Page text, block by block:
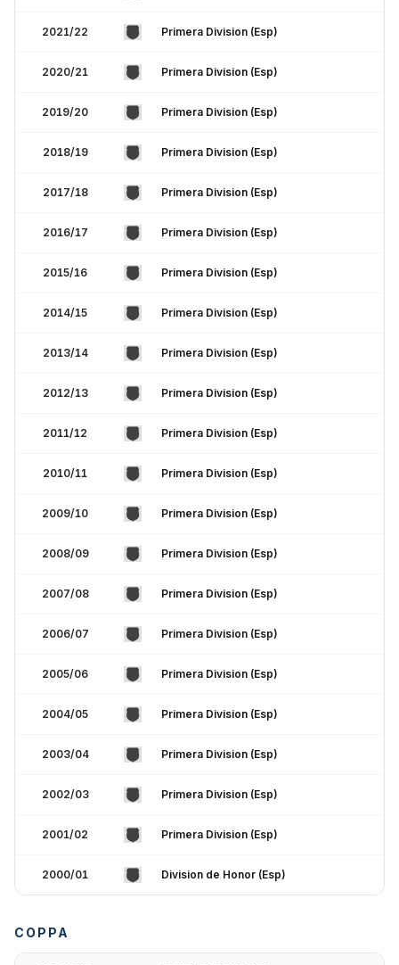
2021/22 Primera Division (Esp)
2020/21 Primera Division (Esp)
2019/20 Primera Division (Esp)
2018/19 Primera Division (Esp)
2017/18 Primera Division (Esp)
2016/17 Primera Division (Esp)
2015/16 Primera Division (Esp)
2014/15 Primera Division (Esp)
2013/14 Primera Division (Esp)
2012/13 Primera Division (Esp)
2011/12 Primera Division (Esp)
2010/11 Primera Division (Esp)
2009/10 Primera Division (Esp)
2008/09 Primera Division (Esp)
2007/08 Primera Division (Esp)
2006/07 Primera Division (Esp)
2005/06 Primera Division (Esp)
2004/05 Primera Division (Esp)
2003/04 Primera Division (Esp)
2002/03 Primera Division (Esp)
2001/02 Primera Division (Esp)
2000/01 Division de Honor (Esp)
COPPA